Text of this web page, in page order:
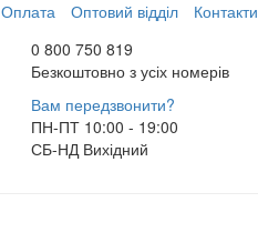
Оплата Оптовий відділ
Контакти
0 800 750 819
Безкоштовно з усіх номерів
Вам передзвонити?
ПН-ПТ 10:00 - 19:00
СБ-НДВихідний